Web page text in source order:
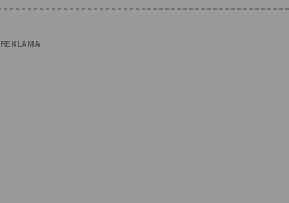
REKLAMA